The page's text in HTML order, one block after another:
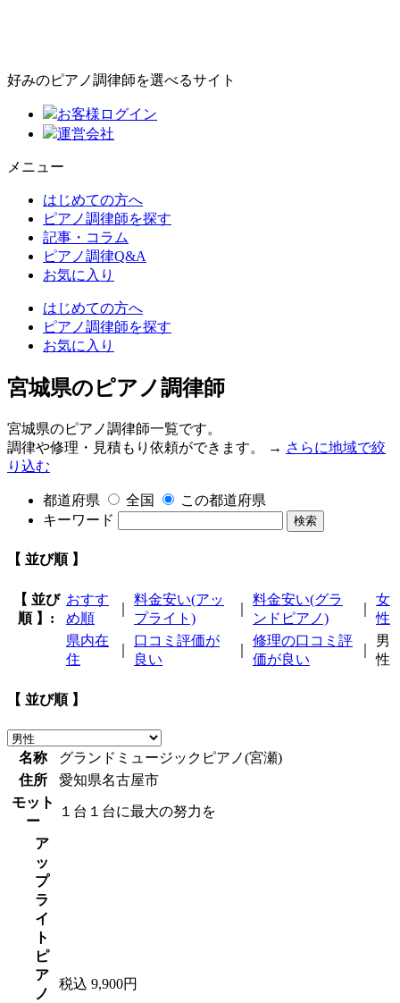
好みのピアノ調律師を選べるサイト
お客様ログイン
運営会社
メニュー
はじめての方へ
ピアノ調律師を探す
記事・コラム
ピアノ調律Q&A
お気に入り
はじめての方へ
ピアノ調律師を探す
お気に入り
宮城県のピアノ調律師
宮城県のピアノ調律師一覧です。
調律や修理・見積もり依頼ができます。 → さらに地域で絞
り込む
都道府県 全国
この都道府県
キーワード
検索
【 並び順 】
【 並び
順 】:
おすす
め順
料金安い(アッ
プライト)
料金安い(グラ
ンドピアノ)
女
性
県内在
住
口コミ評価が
良い
修理の口コミ評
価が良い
男
性
【 並び順 】
名称
グランドミュージックピアノ(宮瀬)
住所
愛知県名古屋市
モット
ー
１台１台に最大の努力を
ア
ッ
プ
ラ
イ
ト
ピ
ア
ノ
税込 9,900円